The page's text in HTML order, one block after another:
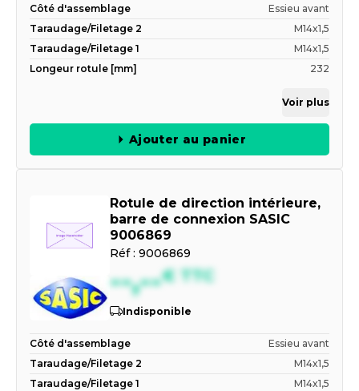
Côté d'assemblage
Essieu avant
Taraudage/Filetage 2
M14x1,5
Taraudage/Filetage 1
M14x1,5
Longeur rotule [mm]
232
Voir plus
Ajouter au panier
Rotule de direction intérieure,
barre de connexion SASIC
9006869
Réf : 9006869
--,--€ TTC
Indisponible
Côté d'assemblage
Essieu avant
Taraudage/Filetage 2
M14x1,5
Taraudage/Filetage 1
M14x1,5